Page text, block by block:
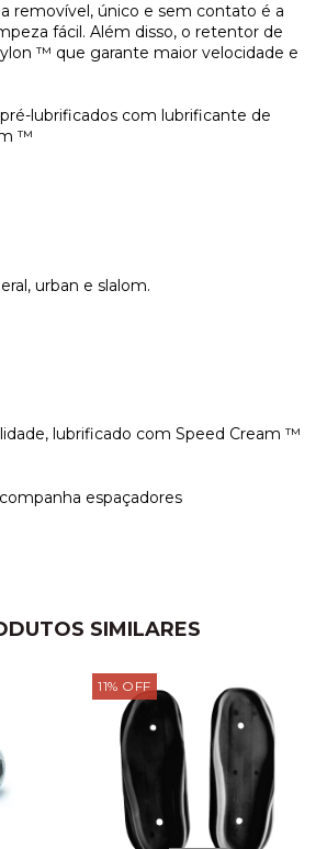
removível, único e sem contato é a
fácil. Além disso, o retentor de
™ que garante maior velocidade e
lubrificados com lubrificante de
™
urban e slalom.
lubrificado com Speed Cream ™
espaçadores
SIMILARES
11% OFF